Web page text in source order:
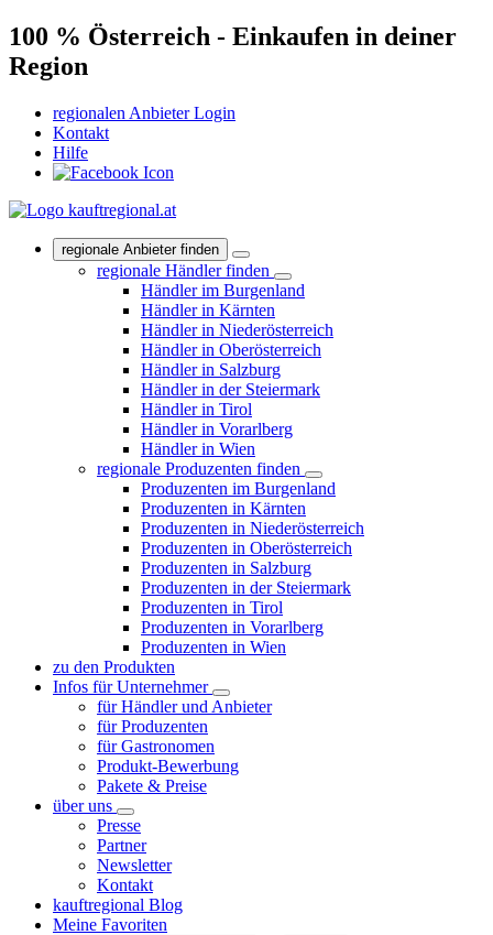
100 % Österreich - Einkaufen in deiner
Region
regionalen Anbieter Login
Kontakt
Hilfe
regionale Anbieter finden
regionale Händler finden
Händler im Burgenland
Händler in Kärnten
Händler in Niederösterreich
Händler in Oberösterreich
Händler in Salzburg
Händler in der Steiermark
Händler in Tirol
Händler in Vorarlberg
Händler in Wien
regionale Produzenten finden
Produzenten im Burgenland
Produzenten in Kärnten
Produzenten in Niederösterreich
Produzenten in Oberösterreich
Produzenten in Salzburg
Produzenten in der Steiermark
Produzenten in Tirol
Produzenten in Vorarlberg
Produzenten in Wien
zu den Produkten
Infos für Unternehmer
für Händler und Anbieter
für Produzenten
für Gastronomen
Produkt-Bewerbung
Pakete & Preise
über uns
Presse
Partner
Newsletter
Kontakt
kauftregional Blog
Meine Favoriten